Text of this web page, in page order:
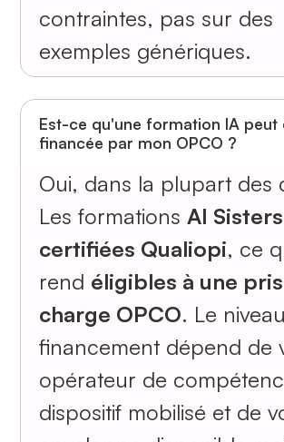
contraintes, pas sur des
exemples génériques.
Est-ce qu'une formation IA peut
financée par mon OPCO ?
Oui, dans la plupart des
Les formationsAI
certifiées Qualiopi, ce
rend éligibles à une
charge OPCO. Le
financement dépend de
opérateur de
dispositif mobilisé et de